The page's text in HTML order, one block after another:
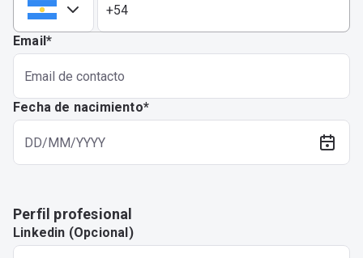
AR
Email*
Fecha de nacimiento*
Perfil profesional
Linkedin (Opcional)